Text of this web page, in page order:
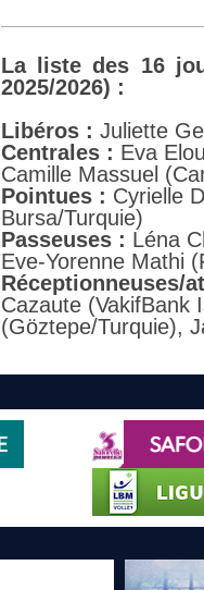
La liste des 16
2025/2026) :
Libéros : Juliette
Centrales : Eva
Camille Massuel
Pointues : Cyrielle
Bursa/Turquie)
Passeuses : Léna
Eve-Yorenne Mathi
Réceptionneuses/
Cazaute (VakifBank
(Göztepe/Turquie),